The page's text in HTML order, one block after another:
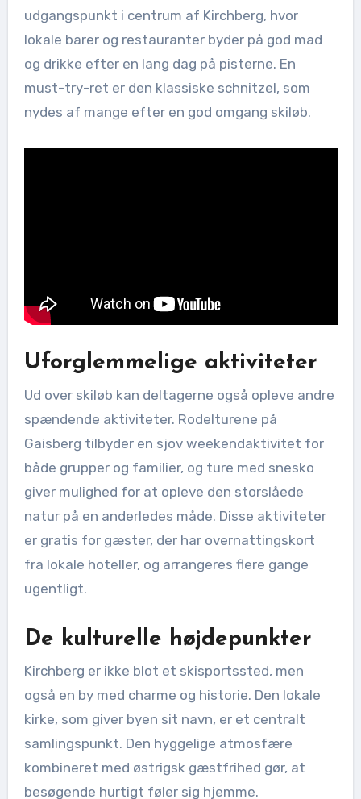
udgangspunkt i centrum af Kirchberg, hvor
lokale barer og restauranter byder på god mad
og drikke efter en lang dag på pisterne. En
must-try-ret er den klassiske schnitzel, som
nydes af mange efter en god omgang skiløb.
Uforglemmelige aktiviteter
Ud over skiløb kan deltagerne også opleve andre
spændende aktiviteter. Rodelturene på
Gaisberg tilbyder en sjov weekendaktivitet for
både grupper og familier, og ture med snesko
giver mulighed for at opleve den storslåede
natur på en anderledes måde. Disse aktiviteter
er gratis for gæster, der har overnattingskort
fra lokale hoteller, og arrangeres flere gange
ugentligt.
De kulturelle højdepunkter
Kirchberg er ikke blot et skisportssted, men
også en by med charme og historie. Den lokale
kirke, som giver byen sit navn, er et centralt
samlingspunkt. Den hyggelige atmosfære
kombineret med østrigsk gæstfrihed gør, at
besøgende hurtigt føler sig hjemme.